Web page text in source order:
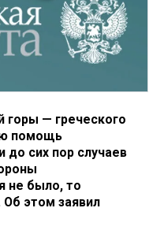
— греческого
помощь
до сих пор случаев
не было, то
этом заявил